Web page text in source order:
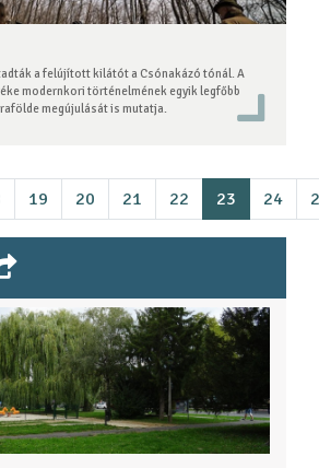
a felújított kilátót a Csónakázó tónál. A
modernkori történelmének egyik legfőbb
megújulását is mutatja.
19 20 21 22 23 24